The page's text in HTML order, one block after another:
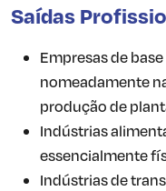
Saídas
Empresas de
nomeadamente
produção de
Indústrias
essencialmente
Indústrias de